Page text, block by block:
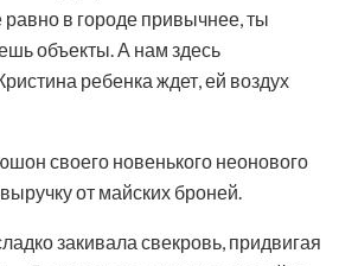
в городе привычнее, ты
объекты. А нам здесь
ребенка ждет, ей воздух
своего новенького неонового
от майских броней.
закивала свекровь, придвигая